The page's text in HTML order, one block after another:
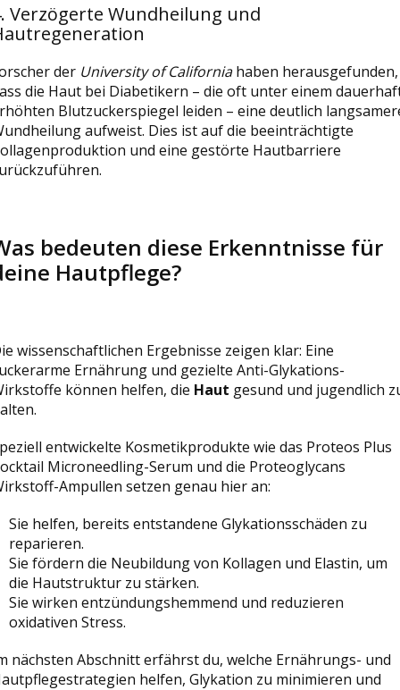
Verzögerte Wundheilung und
der University of Californiahaben herausgefunden,
die Haut bei Diabetikern – die oft unter einem
Blutzuckerspiegel leiden – eine deutlich
aufweist. Dies ist auf die beeinträchtigte
und eine gestörte Hautbarriere
bedeuten diese Erkenntnisse für
Hautpflege?
wissenschaftlichen Ergebnisse zeigen klar: Eine
Ernährung und gezielte Anti-Glykations-
können helfen, die Haut gesund und jugendlich
entwickelte Kosmetikprodukte wie das Proteos Plus
Microneedling-Serum und die Proteoglycans
Ampullen setzen genau hier an:
Sie helfen, bereits entstandene Glykationsschäden zu
reparieren.
Sie fördern die Neubildung von Kollagen und Elastin, um
die Hautstruktur zu stärken.
Sie wirken entzündungshemmend und reduzieren
oxidativen Stress.
nächsten Abschnitt erfährst du, welche Ernährungs- und
helfen, Glykation zu minimieren und